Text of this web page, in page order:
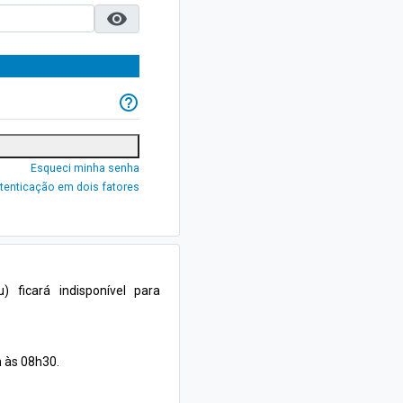
visibility
help_outline
Esqueci minha senha
em dois fatores
ficará indisponível para
08h30.